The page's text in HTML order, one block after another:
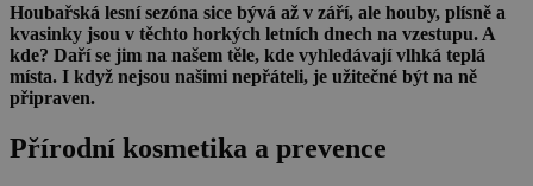
Houbařská lesní sezóna sice bývá až v září, ale houby, plísně a
kvasinky jsou v těchto horkých letních dnech na vzestupu. A
kde? Daří se jim na našem těle, kde vyhledávají vlhká teplá
místa. I když nejsou našimi nepřáteli, je užitečné být na ně
připraven.
Přírodní kosmetika a prevence